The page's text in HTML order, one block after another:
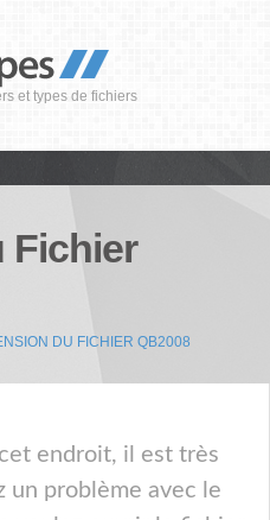
et types de fichiers
Fichier
DU FICHIER QB2008
endroit, il est très
un problème avec le